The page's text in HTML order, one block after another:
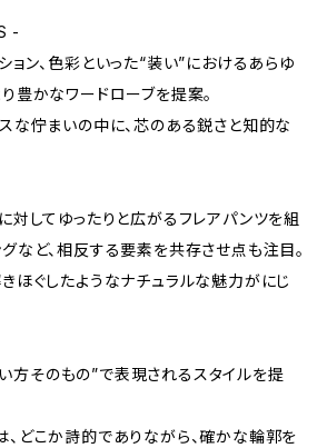
-
ョン、色彩といった“装い”におけるあらゆ
豊かなワードローブを提案。
な佇まいの中に、芯のある鋭さと知的な
対してゆったりと広がるフレアパンツを組
など、相反する要素を共存させ点も注目。
ほぐしたようなナチュラルな魅力がにじ
方そのもの”で表現されるスタイルを提
どこか詩的でありながら、確かな輪郭を